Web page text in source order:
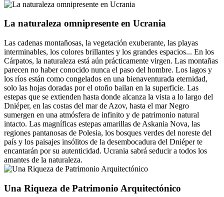
La naturaleza omnipresente en Ucrania
Las cadenas montañosas, la vegetación exuberante, las playas
interminables, los colores brillantes y los grandes espacios... En los
Cárpatos, la naturaleza está aún prácticamente virgen. Las montañas
parecen no haber conocido nunca el paso del hombre. Los lagos y
los ríos están como congelados en una bienaventurada eternidad,
solo las hojas doradas por el otoño bailan en la superficie. Las
estepas que se extienden hasta donde alcanza la vista a lo largo del
Dniéper, en las costas del mar de Azov, hasta el mar Negro
sumergen en una atmósfera de infinito y de patrimonio natural
intacto. Las magníficas estepas amarillas de Askania Nova, las
regiones pantanosas de Polesia, los bosques verdes del noreste del
país y los paisajes insólitos de la desembocadura del Dniéper te
encantarán por su autenticidad. Ucrania sabrá seducir a todos los
amantes de la naturaleza.
Una Riqueza de Patrimonio Arquitectónico